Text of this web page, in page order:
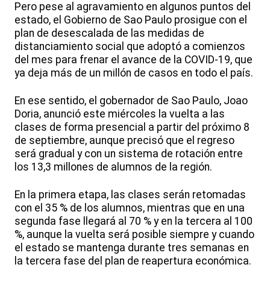
Pero pese al agravamiento en algunos puntos del
estado, el Gobierno de Sao Paulo prosigue con el
plan de desescalada de las medidas de
distanciamiento social que adoptó a comienzos
del mes para frenar el avance de la COVID-19, que
ya deja más de un millón de casos en todo el país.
En ese sentido, el gobernador de Sao Paulo, Joao
Doria, anunció este miércoles la vuelta a las
clases de forma presencial a partir del próximo 8
de septiembre, aunque precisó que el regreso
será gradual y con un sistema de rotación entre
los 13,3 millones de alumnos de la región.
En la primera etapa, las clases serán retomadas
con el 35 % de los alumnos, mientras que en una
segunda fase llegará al 70 % y en la tercera al 100
%, aunque la vuelta será posible siempre y cuando
el estado se mantenga durante tres semanas en
la tercera fase del plan de reapertura económica.